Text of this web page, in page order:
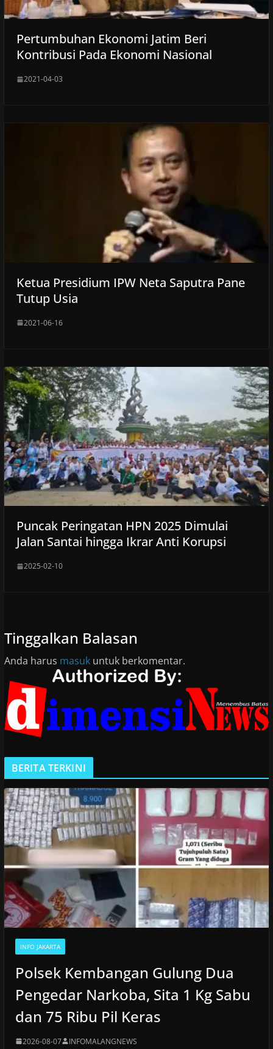
Pertumbuhan Ekonomi Jatim Beri
Kontribusi Pada Ekonomi Nasional
2021-04-03
Ketua Presidium IPW Neta Saputra Pane
Tutup Usia
2021-06-16
Puncak Peringatan HPN 2025 Dimulai
Jalan Santai hingga Ikrar Anti Korupsi
2025-02-10
Tinggalkan Balasan
Anda harus masukuntuk berkomentar.
BERITA TERKINI
INFO JAKARTA
Polsek Kembangan Gulung Dua
Pengedar Narkoba, Sita 1 Kg Sabu
dan 75 Ribu Pil Keras
2026-08-07 INFOMALANGNEWS